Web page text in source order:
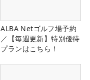
ALBA Netゴルフ場予約
／【毎週更新】特別優待
プランはこちら！